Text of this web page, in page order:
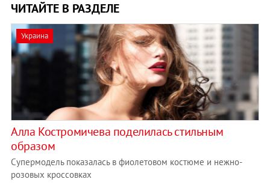
ЧИТАЙТЕ В РАЗДЕЛЕ
Украина
Алла Костромичева поделилась стильным
образом
Супермодель показалась в фиолетовом костюме и нежно-
розовых кроссовках